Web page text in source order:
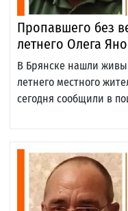
Пропавшего без
летнего Олега
В Брянске нашли
летнего местного
сегодня сообщили в